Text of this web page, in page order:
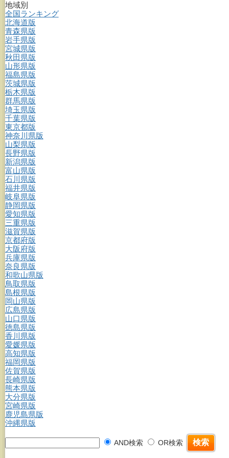
地域別
全国ランキング
北海道版
青森県版
岩手県版
宮城県版
秋田県版
山形県版
福島県版
茨城県版
栃木県版
群馬県版
埼玉県版
千葉県版
東京都版
神奈川県版
山梨県版
長野県版
新潟県版
富山県版
石川県版
福井県版
岐阜県版
静岡県版
愛知県版
三重県版
滋賀県版
京都府版
大阪府版
兵庫県版
奈良県版
和歌山県版
鳥取県版
島根県版
岡山県版
広島県版
山口県版
徳島県版
香川県版
愛媛県版
高知県版
福岡県版
佐賀県版
長崎県版
熊本県版
大分県版
宮崎県版
鹿児島県版
沖縄県版
AND検索 OR検索